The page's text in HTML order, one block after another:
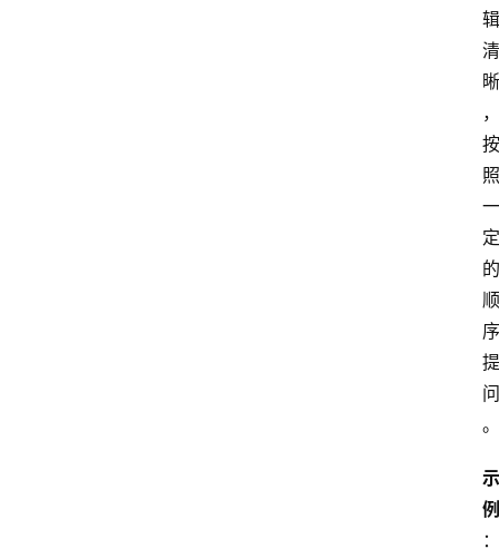
辑
清
晰
，
按
照
一
定
的
顺
序
提
问
。
示
例
：